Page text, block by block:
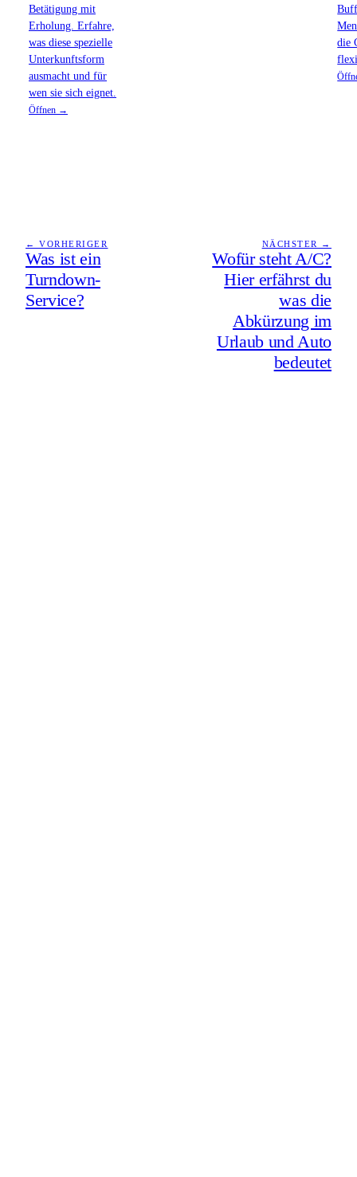
Betätigung mit
Erholung. Erfahre,
was diese spezielle
Unterkunftsform
ausmacht und für
wen sie sich eignet.
Öffnen →
die
← VORHERIGER
Was ist ein
Turndown-
Service?
NÄCHSTER →
Wofür steht A/C?
Hier erfährst du
was die
Abkürzung im
Urlaub und Auto
bedeutet